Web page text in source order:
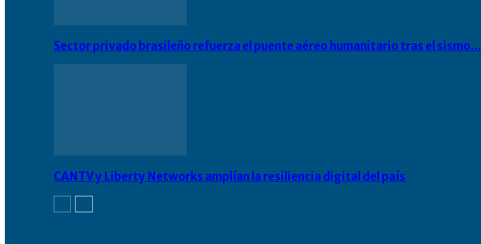
Sector privado brasileño refuerza el puente aéreo humanitario tras el sismo…
CANTV y Liberty Networks amplían la resiliencia digital del país